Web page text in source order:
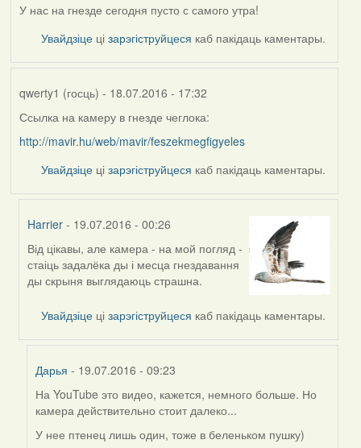
У нас на гнезде сегодня пусто с самого утра!
Увайдзіце цізарэгіструйцеся каб пакідаць каментары.
qwerty1 (госць) - 18.07.2016 - 17:32
Ссылка на камеру в гнезде чеглока:
http://mavir.hu/web/mavir/feszekmegfigyeles
Увайдзіце цізарэгіструйцеся каб пакідаць каментары.
Harrier - 19.07.2016 - 00:26
In
reply
to
qwerty1
(госць)
Від цікавы, але камера - на мой погляд -
стаіць задалёка ды і месца гнездавання
ды скрыня выглядаюць страшна.
Увайдзіце цізарэгіструйцеся каб пакідаць каментары.
Дарья - 19.07.2016 - 09:23
In
reply
to
На YouTube это видео, кажется, немного больше. Но
камера действительно стоит далеко...
У нее птенец лишь один, тоже в беленьком пушку)